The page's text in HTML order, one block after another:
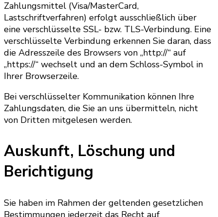
Zahlungsmittel (Visa/MasterCard,
Lastschriftverfahren) erfolgt ausschließlich über
eine verschlüsselte SSL- bzw. TLS-Verbindung. Eine
verschlüsselte Verbindung erkennen Sie daran, dass
die Adresszeile des Browsers von „http://“ auf
„https://“ wechselt und an dem Schloss-Symbol in
Ihrer Browserzeile.
Bei verschlüsselter Kommunikation können Ihre
Zahlungsdaten, die Sie an uns übermitteln, nicht
von Dritten mitgelesen werden.
Auskunft, Löschung und
Berichtigung
Sie haben im Rahmen der geltenden gesetzlichen
Bestimmungen jederzeit das Recht auf